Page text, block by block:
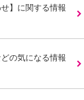
】に関する情報
の気になる情報